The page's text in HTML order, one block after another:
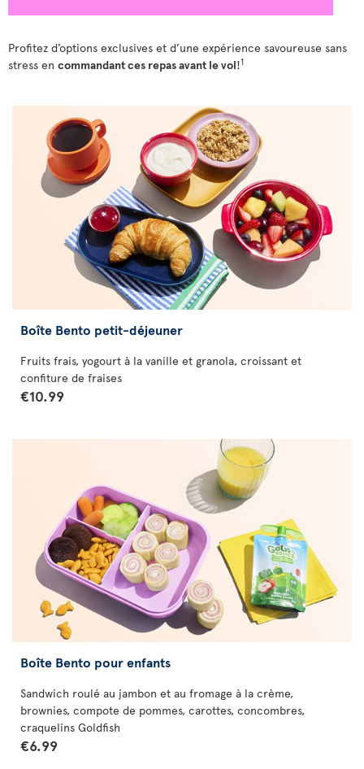
Profitez d’options exclusives et d’une expérience savoureuse sans
stress en commandant ces repas avant le vol!1
Boîte Bento petit-déjeuner
Fruits frais, yogourt à la vanille et granola, croissant et
confiture de fraises
€10.99
Boîte Bento pour enfants
Sandwich roulé au jambon et au fromage à la crème,
brownies, compote de pommes, carottes, concombres,
craquelins Goldfish
€6.99